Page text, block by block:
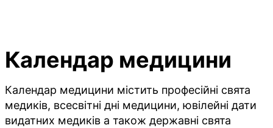
Календар медицини
Календар медицини містить професійні свята
медиків, всесвітні дні медицини, ювілейні дати
видатних медиків а також державні свята